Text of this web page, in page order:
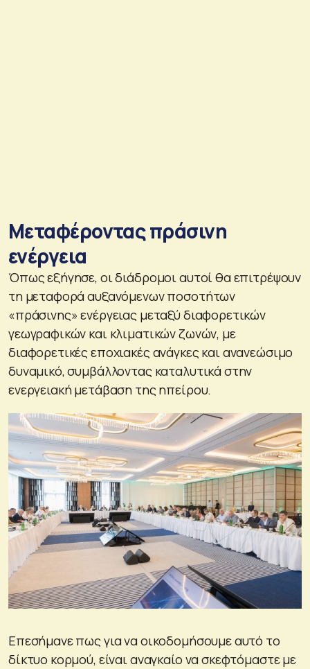
Μεταφέροντας πράσινη
ενέργεια
Όπως εξήγησε, οι διάδρομοι αυτοί θα επιτρέψουν
τη μεταφορά αυξανόμενων ποσοτήτων
«πράσινης» ενέργειας μεταξύ διαφορετικών
γεωγραφικών και κλιματικών ζωνών, με
διαφορετικές εποχιακές ανάγκες και ανανεώσιμο
δυναμικό, συμβάλλοντας καταλυτικά στην
ενεργειακή μετάβαση της ηπείρου.
Επεσήμανε πως για να οικοδομήσουμε αυτό το
δίκτυο κορμού, είναι αναγκαίο να σκεφτόμαστε με